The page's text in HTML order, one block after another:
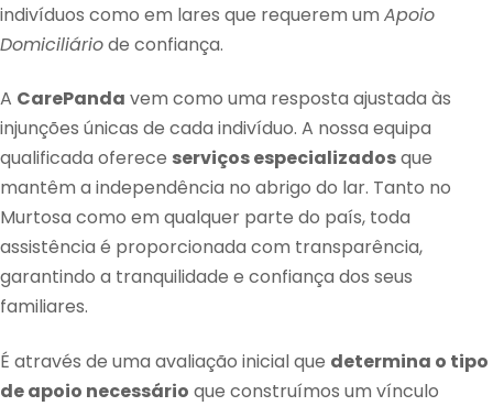
indivíduos como em lares que requerem um Apoio
Domiciliáriode confiança.
A CarePanda vem como uma resposta ajustada às
injunções únicas de cada indivíduo. A nossa equipa
qualificada oferece serviços especializadosque
mantêm a independência no abrigo do lar. Tanto no
Murtosa como em qualquer parte do país, toda
assistência é proporcionada com transparência,
garantindo a tranquilidade e confiança dos seus
familiares.
É através de uma avaliação inicial que determina o tipo
de apoio necessário que construímos um vínculo